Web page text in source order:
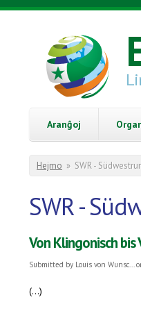
Skip to main content
Aranĝoj
You are here
Hejmo » SWR -
SWR -
Von Klingonisch bis
Submitted by Louis von Wunsc...
(...)